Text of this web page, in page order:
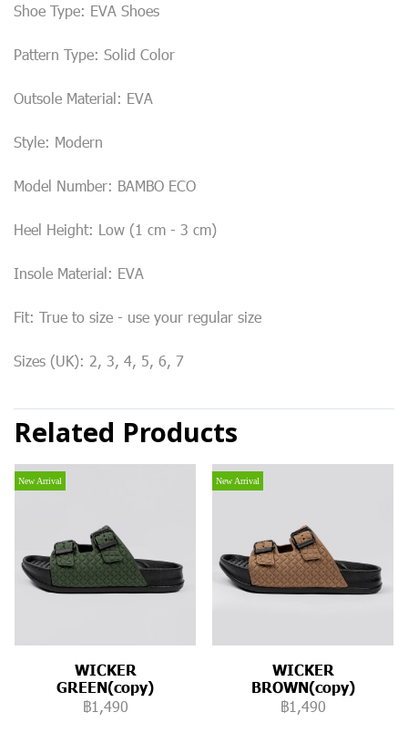
Shoe Type: EVA Shoes
Pattern Type: Solid Color
Outsole Material: EVA
Style: Modern
Model Number: BAMBO ECO
Heel Height: Low (1 cm - 3 cm)
Insole Material: EVA
Fit: True to size - use your regular size
Sizes (UK): 2, 3, 4, 5, 6, 7
Related Products
New Arrival
WICKER
GREEN(copy)
฿1,490
New Arrival
WICKER
BROWN(copy)
฿1,490